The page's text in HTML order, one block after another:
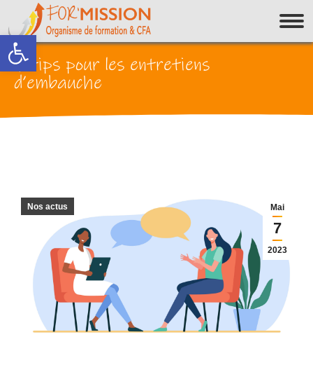
Ouvrir la barre d’outils
7 tips pour les entretiens
d’embauche
Mai
7
2023
Nos actus